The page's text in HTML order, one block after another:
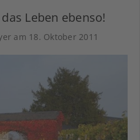
Leben ebenso!
am 18. Oktober 2011